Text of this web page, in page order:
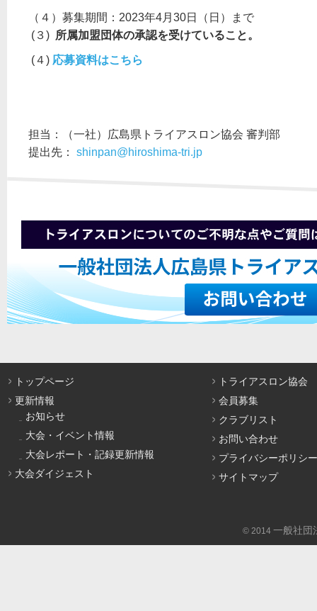
（４）募集期間：2023年4月30日（日）まで
(３) 所属加盟団体の承認を受けていること。
(４) 応募資料はこちら
担当：（一社）広島県トライアスロン協会 審判部
提出先： shinpan@hiroshima-tri.jp
トップページ
更新情報
お知らせ
大会・イベント情報
大会レポート・記録更新情報
大会ダイジェスト
トライアスロン協会
会員募集
クラブリスト
お問い合わせ
プライバシーポリシー
サイトマップ
© 2014 一般社団